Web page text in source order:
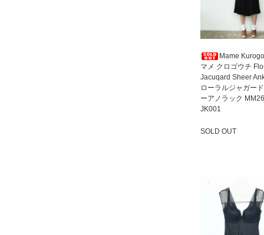
Mame
マメ クロゴウチ
Jacuqard Sheer
ローラルジャガー
ーアノラック
JK001
SOLD OUT